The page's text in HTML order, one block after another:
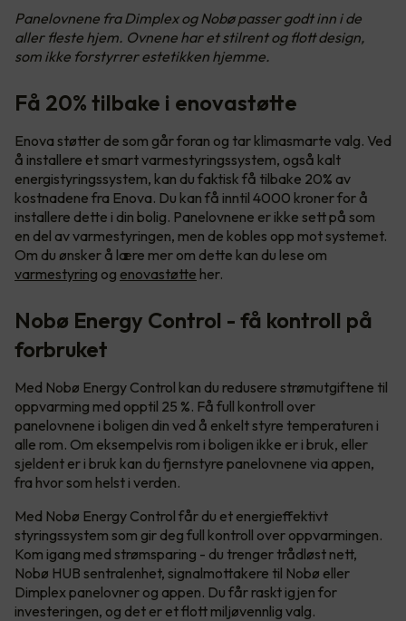
Panelovnene fra Dimplex og Nobø passer godt inn i de
aller fleste hjem. Ovnene har et stilrent og flott design,
som ikke forstyrrer estetikken hjemme.
Få 20% tilbake i enovastøtte
Enova støtter de som går foran og tar klimasmarte valg. Ved
å installere et smart varmestyringssystem, også kalt
energistyringssystem, kan du faktisk få tilbake 20% av
kostnadene fra Enova. Du kan få inntil 4000 kroner for å
installere dette i din bolig. Panelovnene er ikke sett på som
en del av varmestyringen, men de kobles opp mot systemet.
Om du ønsker å lære mer om dette kan du lese om
varmestyring og enovastøtte her.
Nobø Energy Control - få kontroll på
forbruket
Med Nobø Energy Control kan du redusere strømutgiftene til
oppvarming med opptil 25 %. Få full kontroll over
panelovnene i boligen din ved å enkelt styre temperaturen i
alle rom. Om eksempelvis rom i boligen ikke er i bruk, eller
sjeldent er i bruk kan du fjernstyre panelovnene via appen,
fra hvor som helst i verden.
Med Nobø Energy Control får du et energieffektivt
styringssystem som gir deg full kontroll over oppvarmingen.
Kom igang med strømsparing - du trenger trådløst nett,
Nobø HUB sentralenhet, signalmottakere til Nobø eller
Dimplex panelovner og appen. Du får raskt igjen for
investeringen, og det er et flott miljøvennlig valg.